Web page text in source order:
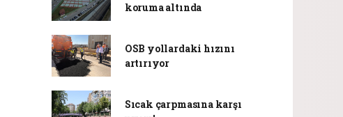
koruma altında
OSB yollardaki hızını
artırıyor
Sıcak çarpmasına karşı